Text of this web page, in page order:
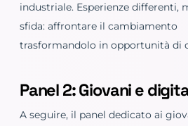
industriale. Esperienze differenti,
sfida: affrontare il cambiamento
trasformandolo in opportunità di
Panel 2: Giovani e
A seguire, il panel dedicato ai